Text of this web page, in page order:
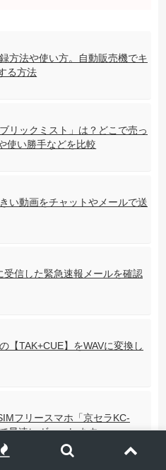
方法や使い方。自動販売機でキ
る方法
リックミスト」は？どこで売っ
使い勝手などを比較
い動画をチャットやメールで送
受信した緊急速報メールを確認
【TAK+CUE】をWAVに変換し
フリースマホ「京セラKC-
早速レヴューします。